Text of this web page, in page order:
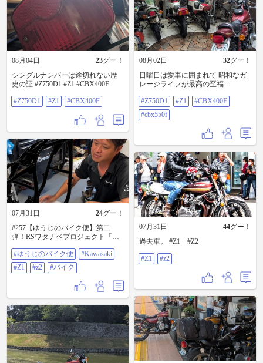
08月04日 23グー！
シングルナンバーは途切れない歴
史の証 #Z750D1 #Z1 #CBX400F
#Z750D1 #Z1 #CBX400F
08月02日 32グー！
日曜日は愛車に囲まれて 昭和なガ
レージライフが最高の至福
#Z750D1
#Z1
#CBX400F
#cbx550f
07月31日 24グー！
#257【ゆうじのバイク便】第二
弾！RSワタナベプロジェクト「真
た！」
https://youtu.be/BsdTBLyAJDM #ゆう
じのバイク便 #KAWASAKI #z1 #z2
#ゆうじのバイク便
#Kawasaki
#Z1
#z2 #バイク
07月31日 44グー！
過去車。 #Z1 #Z2
#Z1 #z2